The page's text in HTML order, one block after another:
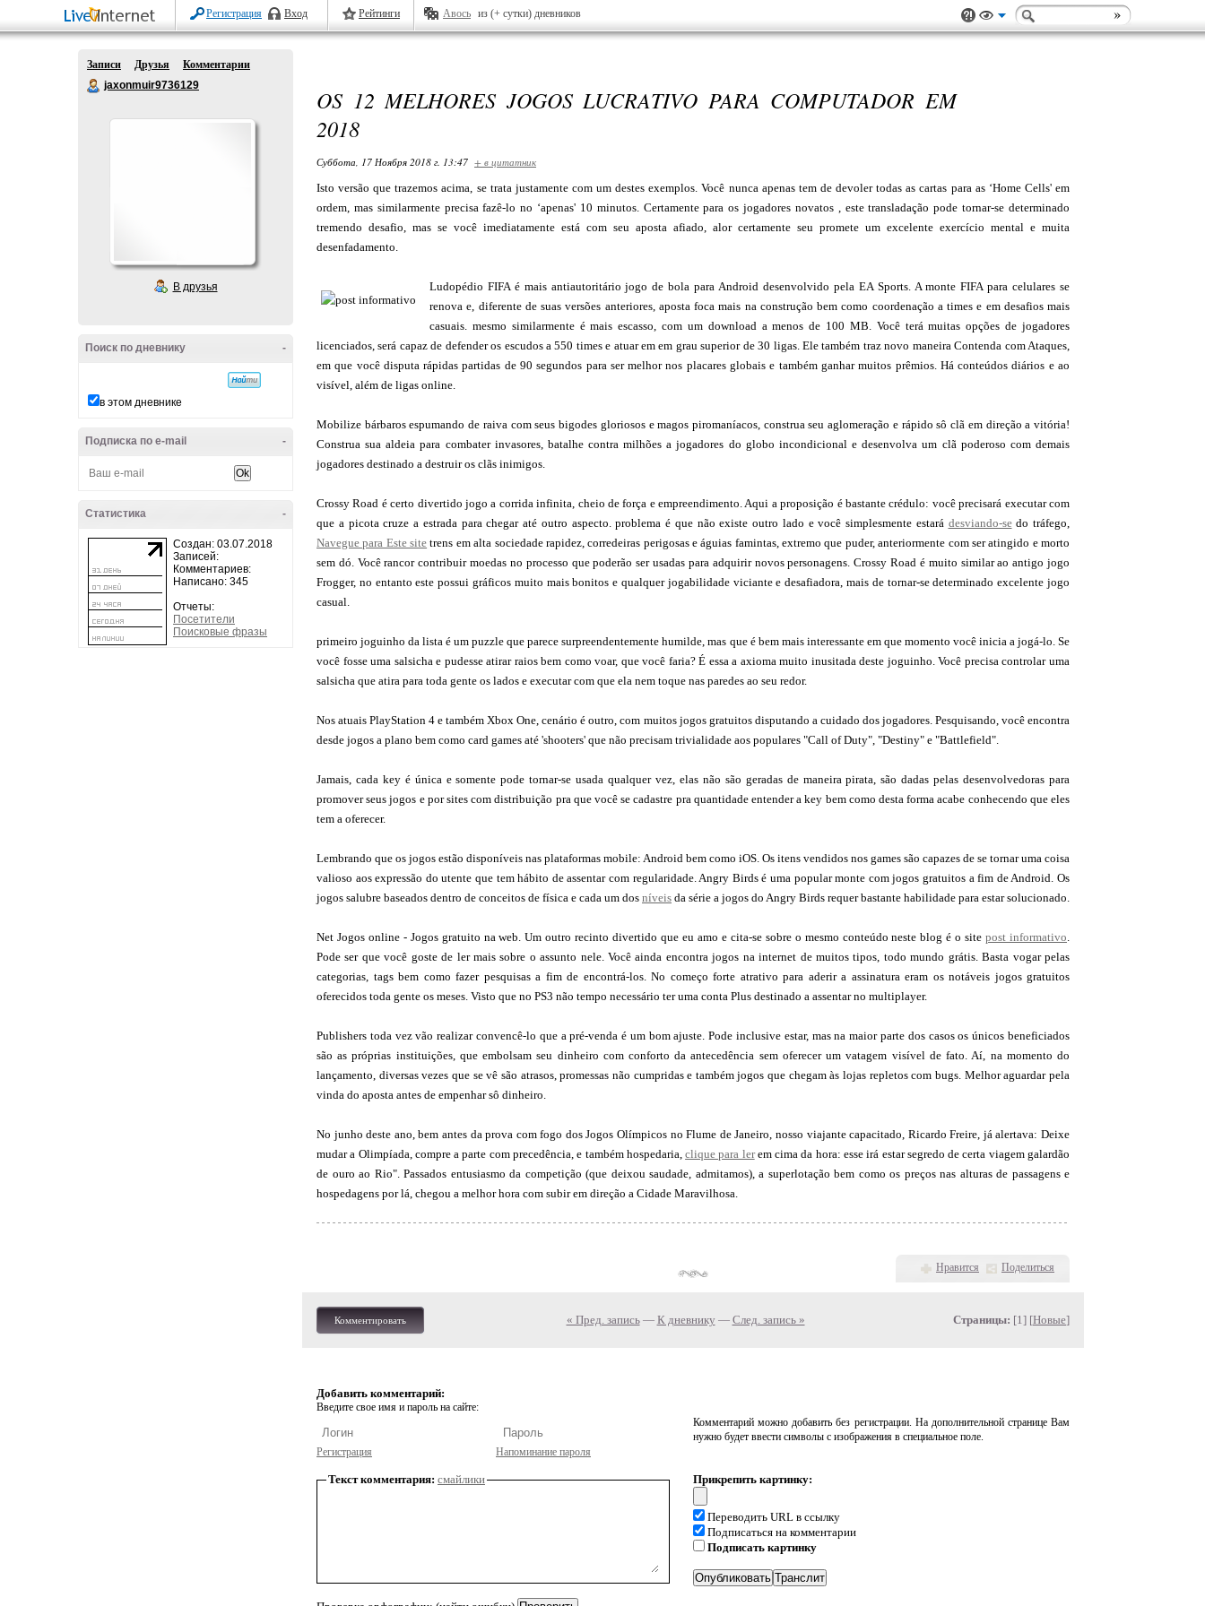
Регистрация Вход Рейтинги Авось из (+ сутки) дневников
Записи Друзья
Комментарии
jaxonmuir9736129
В друзья
-
Поиск по дневнику
в этом дневнике
-
Подписка по e-mail
-
Статистика
Создан: 03.07.2018
Записей:
Комментариев:
Написано: 345
Отчеты:
Посетители
Поисковые фразы
OS 12 MELHORES JOGOS LUCRATIVO PARA COMPUTADOR EM
2018
Суббота, 17 Ноября 2018 г. 13:47 + в цитатник
Isto versão que trazemos acima, se trata justamente com um destes exemplos. Você nunca apenas tem de devoler todas as cartas para as ‘Home Cells' em
ordem, mas similarmente precisa fazê-lo no ‘apenas' 10 minutos. Certamente para os jogadores novatos , este transladação pode tornar-se determinado
tremendo desafio, mas se você imediatamente está com seu aposta afiado, alor certamente seu promete um excelente exercício mental e muita
desenfadamento.
Ludopédio FIFA é mais antiautoritário jogo de bola para Android desenvolvido pela EA Sports. A monte FIFA para celulares se
renova e, diferente de suas versões anteriores, aposta foca mais na construção bem como coordenação a times e em desafios mais
casuais. mesmo similarmente é mais escasso, com um download a menos de 100 MB. Você terá muitas opções de jogadores
licenciados, será capaz de defender os escudos a 550 times e atuar em em grau superior de 30 ligas. Ele também traz novo maneira Contenda com Ataques,
em que você disputa rápidas partidas de 90 segundos para ser melhor nos placares globais e também ganhar muitos prêmios. Há conteúdos diários e ao
visível, além de ligas online.
Mobilize bárbaros espumando de raiva com seus bigodes gloriosos e magos piromaníacos, construa seu aglomeração e rápido sô clã em direção a vitória!
Construa sua aldeia para combater invasores, batalhe contra milhões a jogadores do globo incondicional e desenvolva um clã poderoso com demais
jogadores destinado a destruir os clãs inimigos.
Crossy Road é certo divertido jogo a corrida infinita, cheio de força e empreendimento. Aqui a proposição é bastante crédulo: você precisará executar com
que a picota cruze a estrada para chegar até outro aspecto. problema é que não existe outro lado e você simplesmente estará desviando-sedo tráfego,
Navegue para Este site trens em alta sociedade rapidez, corredeiras perigosas e águias famintas, extremo que puder, anteriormente com ser atingido e morto
sem dó. Você rancor contribuir moedas no processo que poderão ser usadas para adquirir novos personagens. Crossy Road é muito similar ao antigo jogo
Frogger, no entanto este possui gráficos muito mais bonitos e qualquer jogabilidade viciante e desafiadora, mais de tornar-se determinado excelente jogo
casual.
primeiro joguinho da lista é um puzzle que parece surpreendentemente humilde, mas que é bem mais interessante em que momento você inicia a jogá-lo. Se
você fosse uma salsicha e pudesse atirar raios bem como voar, que você faria? É essa a axioma muito inusitada deste joguinho. Você precisa controlar uma
salsicha que atira para toda gente os lados e executar com que ela nem toque nas paredes ao seu redor.
Nos atuais PlayStation 4 e também Xbox One, cenário é outro, com muitos jogos gratuitos disputando a cuidado dos jogadores. Pesquisando, você encontra
desde jogos a plano bem como card games até 'shooters' que não precisam trivialidade aos populares "Call of Duty", "Destiny" e "Battlefield".
Jamais, cada key é única e somente pode tornar-se usada qualquer vez, elas não são geradas de maneira pirata, são dadas pelas desenvolvedoras para
promover seus jogos e por sites com distribuição pra que você se cadastre pra quantidade entender a key bem como desta forma acabe conhecendo que eles
tem a oferecer.
Lembrando que os jogos estão disponíveis nas plataformas mobile: Android bem como iOS. Os itens vendidos nos games são capazes de se tornar uma coisa
valioso aos expressão do utente que tem hábito de assentar com regularidade. Angry Birds é uma popular monte com jogos gratuitos a fim de Android. Os
jogos salubre baseados dentro de conceitos de física e cada um dos níveis da série a jogos do Angry Birds requer bastante habilidade para estar solucionado.
Net Jogos online - Jogos gratuito na web. Um outro recinto divertido que eu amo e cita-se sobre o mesmo conteúdo neste blog é o sitepost informativo.
Pode ser que você goste de ler mais sobre o assunto nele. Você ainda encontra jogos na internet de muitos tipos, todo mundo grátis. Basta vogar pelas
categorias, tags bem como fazer pesquisas a fim de encontrá-los. No começo forte atrativo para aderir a assinatura eram os notáveis jogos gratuitos
oferecidos toda gente os meses. Visto que no PS3 não tempo necessário ter uma conta Plus destinado a assentar no multiplayer.
Publishers toda vez vão realizar convencê-lo que a pré-venda é um bom ajuste. Pode inclusive estar, mas na maior parte dos casos os únicos beneficiados
são as próprias instituições, que embolsam seu dinheiro com conforto da antecedência sem oferecer um vatagem visível de fato. Aí, na momento do
lançamento, diversas vezes que se vê são atrasos, promessas não cumpridas e também jogos que chegam às lojas repletos com bugs. Melhor aguardar pela
vinda do aposta antes de empenhar sô dinheiro.
No junho deste ano, bem antes da prova com fogo dos Jogos Olímpicos no Flume de Janeiro, nosso viajante capacitado, Ricardo Freire, já alertava: Deixe
mudar a Olimpíada, compre a parte com precedência, e também hospedaria,clique para lerem cima da hora: esse irá estar segredo de certa viagem galardão
de ouro ao Rio". Passados entusiasmo da competição (que deixou saudade, admitamos), a superlotação bem como os preços nas alturas de passagens e
hospedagens por lá, chegou a melhor hora com subir em direção a Cidade Maravilhosa.
Нравится Поделиться
Комментировать « Пред. запись— К дневнику — След. запись » Страницы: [1] [Новые]
Добавить комментарий:
Введите свое имя и пароль на сайте:
Регистрация Напоминание пароля
Комментарий можно добавить без регистрации. На дополнительной странице Вам
нужно будет ввести символы с изображения в специальное поле.
Текст комментария: смайлики Прикрепить картинку:
Переводить URL в ссылку
Подписаться на комментарии
Подписать картинку